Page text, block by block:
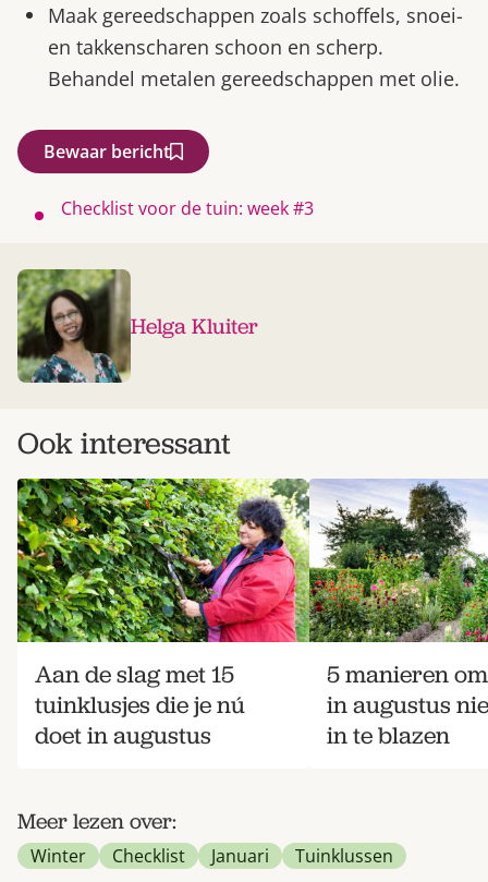
Maak gereedschappen zoals schoffels, snoei-
en takkenscharen schoon en scherp.
Behandel metalen gereedschappen met olie.
Bewaar bericht
Checklist voor de tuin: week #3
Helga Kluiter
Ook interessant
Aan de slag met 15
tuinklusjes die je nú
doet in augustus
5 manieren
in augustus
in te blazen
Meer lezen over:
Winter Checklist Januari Tuinklussen